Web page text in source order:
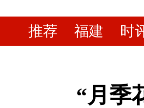
推荐 福建 时
“月季